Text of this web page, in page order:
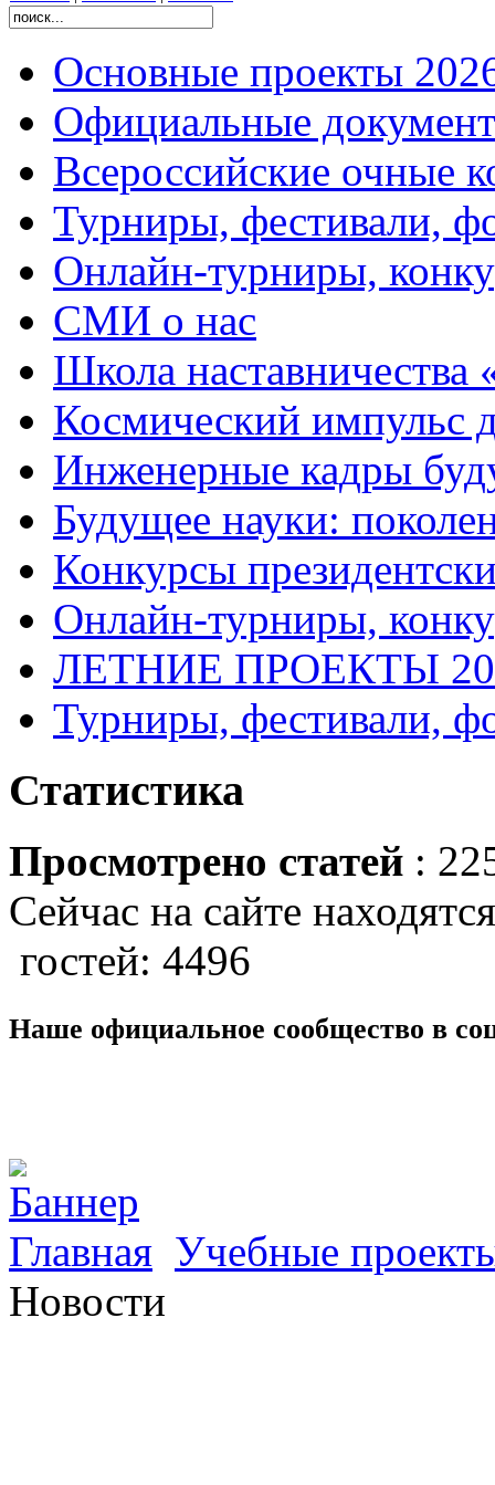
Основные проекты
Официальные
Всероссийские очные
Турниры, фестивали,
Онлайн-турниры,
СМИ о нас
Школа
Космический импульс
Инженерные кадры
Будущее науки:
Конкурсы
Онлайн-турниры,
ЛЕТНИЕ ПРОЕКТЫ
Турниры, фестивали,
Статистика
Просмотрено статей :
Сейчас на сайте
гостей: 4496
Наше официальное сообщество в
Главная Учебные
Новости